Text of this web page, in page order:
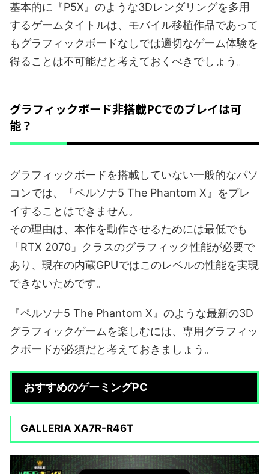
基本的に『P5X』のような3Dレンダリングを多用
するゲームタイトルは、モバイル移植作品であって
もグラフィックボードなしでは適切なゲーム体験を
得ることは不可能だと考えておくべきでしょう。
グラフィックボード非搭載PCでのプレイは可
能？
グラフィックボードを搭載していない一般的なパソ
コンでは、『ペルソナ5 The Phantom X』をプレ
イすることはできません。
その理由は、本作を動作させるためには最低でも
「RTX 2070」クラスのグラフィック性能が必要で
あり、現在の内蔵GPUではこのレベルの性能を実現
できないためです。
『ペルソナ5 The Phantom X』のような最新の3D
グラフィックゲームを楽しむには、専用グラフィッ
クボードが必須だと考えておきましょう。
おすすめのゲーミングPC
GALLERIA XA7R-R46T